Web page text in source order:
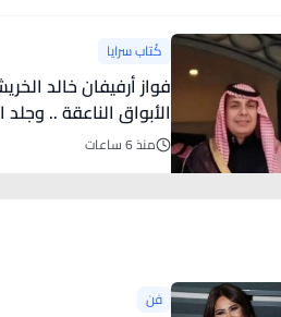
كُتاب سرايا
فواز أرفيفان خالد
الأبواق الناعقة .. وجلد الوطن
منذ 6 ساعات
فن